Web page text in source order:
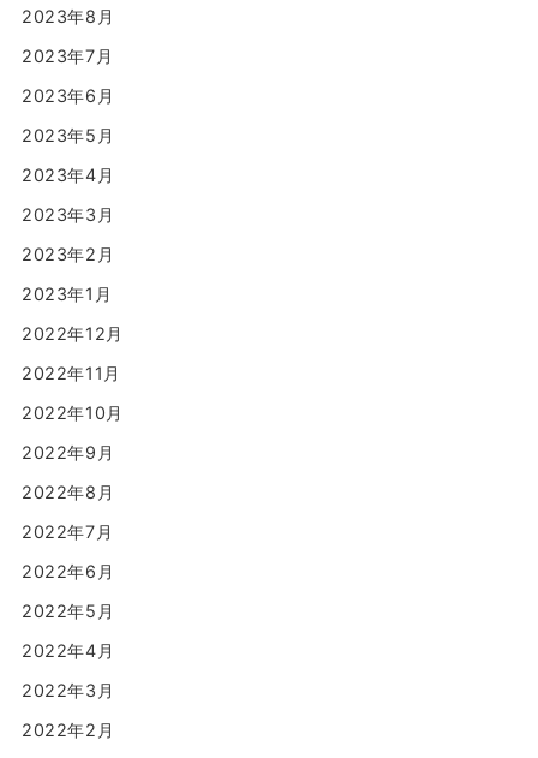
2023年8月
2023年7月
2023年6月
2023年5月
2023年4月
2023年3月
2023年2月
2023年1月
2022年12月
2022年11月
2022年10月
2022年9月
2022年8月
2022年7月
2022年6月
2022年5月
2022年4月
2022年3月
2022年2月